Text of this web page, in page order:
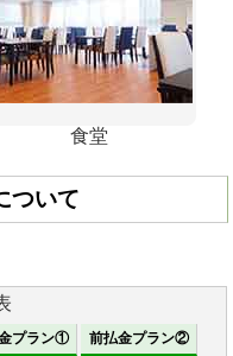
食堂
ついて
プラン① 前払金プラン②